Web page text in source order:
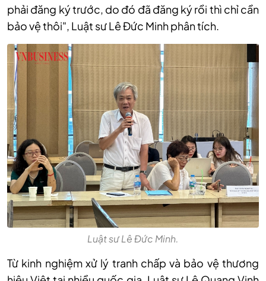
phải đăng ký trước, do đó đã đăng ký rồi thì chỉ cần
bảo vệ thôi", Luật sư Lê Đức Minh phân tích.
Luật sư Lê Đức Minh.
Từ kinh nghiệm xử lý tranh chấp và bảo vệ thương